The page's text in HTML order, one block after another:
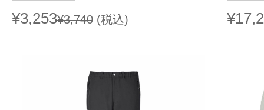
¥3,253¥3,740 (税込)